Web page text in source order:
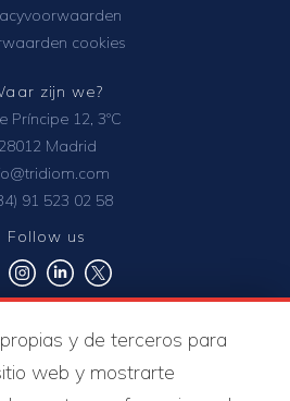
cookies
zijn we?
Príncipe 12, 3ºC
28012 Madrid
91 523 02 58
Follow us
y de terceros para
web y mostrarte